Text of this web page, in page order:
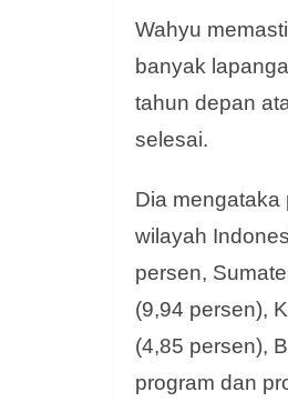
Wahyu
banyak
tahun depan
selesai.
Dia mengataka
wilayah
persen,
(9,94 persen),
(4,85 persen),
program dan